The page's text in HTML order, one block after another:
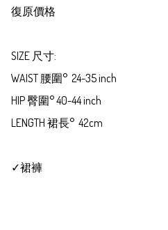
復原價格
SIZE 尺寸:
WAIST 腰圍°  24-35 inch
HIP 臀圍° 40-44 inch
LENGTH 裙長°  42cm
✓裙褲